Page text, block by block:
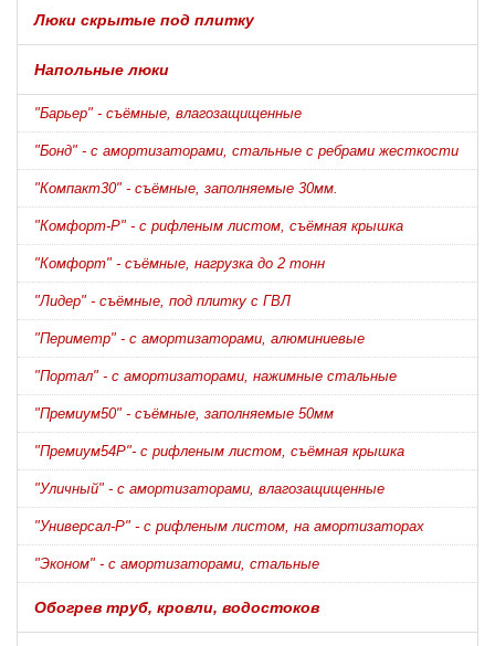
Люки скрытые под плитку
Напольные люки
"Барьер" - съёмные, влагозащищенные
"Бонд" - с амортизаторами, стальные с ребрами жесткости
"Компакт30" - съёмные, заполняемые 30мм.
"Комфорт-Р" - с рифленым листом, съёмная крышка
"Комфорт" - съёмные, нагрузка до 2 тонн
"Лидер" - съёмные, под плитку с ГВЛ
"Периметр" - с амортизаторами, алюминиевые
"Портал" - с амортизаторами, нажимные стальные
"Премиум50" - съёмные, заполняемые 50мм
"Премиум54Р"- с рифленым листом, съёмная крышка
"Уличный" - с амортизаторами, влагозащищенные
"Универсал-Р" - с рифленым листом, на амортизаторах
"Эконом" - с амортизаторами, стальные
Обогрев труб, кровли, водостоков